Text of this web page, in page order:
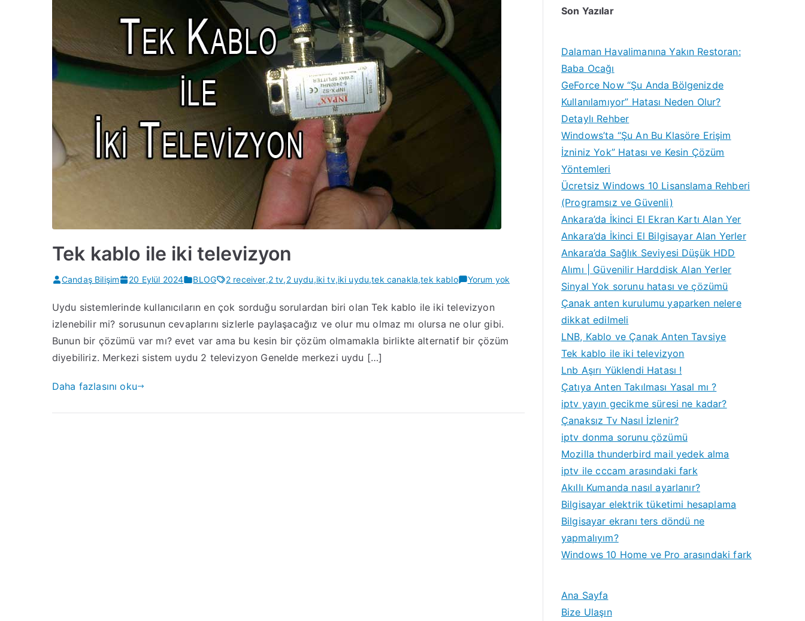
Tek kablo ile iki televizyon
Candaş Bilişim 20 Eylül 2024 BLOG 2 receiver,2 tv,2 uydu,iki tv,iki uydu,tek canakla,tek kablo Yorum yok
Uydu sistemlerinde kullanıcıların en çok sorduğu sorulardan biri olan Tek kablo ile iki televizyon
izlenebilir mi? sorusunun cevaplarını sizlerle paylaşacağız ve olur mu olmaz mı olursa ne olur gibi.
Bunun bir çözümü var mı? evet var ama bu kesin bir çözüm olmamakla birlikte alternatif bir çözüm
diyebiliriz. Merkezi sistem uydu 2 televizyon Genelde merkezi uydu […]
Daha fazlasını oku
Son Yazılar
Dalaman Havalimanına Yakın Restoran:
Baba Ocağı
GeForce Now “Şu Anda Bölgenizde
Kullanılamıyor” Hatası Neden Olur?
Detaylı Rehber
Windows’ta “Şu An Bu Klasöre Erişim
İzniniz Yok” Hatası ve Kesin Çözüm
Yöntemleri
Ücretsiz Windows 10 Lisanslama Rehberi
(Programsız ve Güvenli)
Ankara’da İkinci El Ekran Kartı Alan Yer
Ankara’da İkinci El Bilgisayar Alan Yerler
Ankara’da Sağlık Seviyesi Düşük HDD
Alımı | Güvenilir Harddisk Alan Yerler
Sinyal Yok sorunu hatası ve çözümü
Çanak anten kurulumu yaparken nelere
dikkat edilmeli
LNB, Kablo ve Çanak Anten Tavsiye
Tek kablo ile iki televizyon
Lnb Aşırı Yüklendi Hatası !
Çatıya Anten Takılması Yasal mı ?
iptv yayın gecikme süresi ne kadar?
Çanaksız Tv Nasıl İzlenir?
iptv donma sorunu çözümü
Mozilla thunderbird mail yedek alma
iptv ile cccam arasındaki fark
Akıllı Kumanda nasıl ayarlanır?
Bilgisayar elektrik tüketimi hesaplama
Bilgisayar ekranı ters döndü ne
yapmalıyım?
Windows 10 Home ve Pro arasındaki fark
Ana Sayfa
Bize Ulaşın